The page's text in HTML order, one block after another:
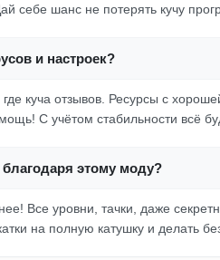
себе шанс не потерять кучу
и настроек?
куча отзывов. Ресурсы с
С учётом стабильности всё
этому моду?
Все уровни, тачки, даже
на полную катушку и делать